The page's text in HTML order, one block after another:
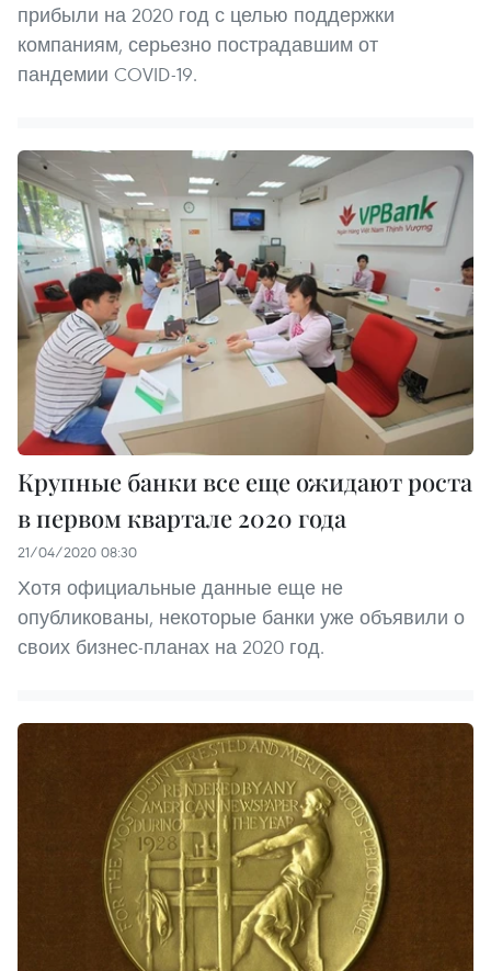
прибыли на 2020 год с целью поддержки
компаниям, серьезно пострадавшим от
пандемии COVID-19.
Крупные банки все еще ожидают роста
в первом квартале 2020 года
21/04/2020 08:30
Хотя официальные данные еще не
опубликованы, некоторые банки уже объявили о
своих бизнес-планах на 2020 год.